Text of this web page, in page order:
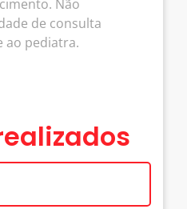
Não
de consulta
ao pediatra.